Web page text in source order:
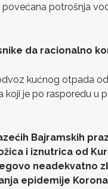
povećana potrošnja
da racionalno
kućnog otpada
je po rasporedu u
Bajramskih
i iznutrica od
neadekvatno
epidemije